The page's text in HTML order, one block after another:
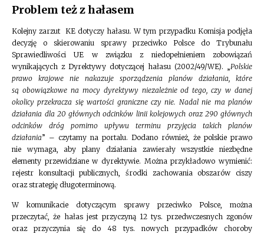
Problem też z hałasem
Kolejny zarzut KE dotyczy hałasu. W tym przypadku Komisja podjęła
decyzję o skierowaniu sprawy przeciwko Polsce do Trybunału
Sprawiedliwości UE w związku z niedopełnieniem zobowiązań
wynikających z Dyrektywy dotyczącej hałasu (2002/49/WE). „ Polskie
prawo krajowe nie nakazuje sporządzenia planów działania, które
są obowiązkowe na mocy dyrektywy niezależnie od tego, czy w danej
okolicy przekracza się wartości graniczne czy nie. Nadal nie ma planów
działania dla 20 głównych odcinków linii kolejowych oraz 290 głównych
odcinków dróg pomimo upływu terminu przyjęcia takich planów
działania” – czytamy na portalu. Dodano również, że polskie prawo
nie wymaga, aby plany działania zawierały wszystkie niezbędne
elementy przewidziane w dyrektywie. Można przykładowo wymienić:
rejestr konsultacji publicznych, środki zachowania obszarów ciszy
oraz strategię długoterminową.
W komunikacie dotyczącym sprawy przeciwko Polsce, można
przeczytać, że hałas jest przyczyną 12 tys. przedwczesnych zgonów
oraz przyczynia się do 48 tys. nowych przypadków choroby